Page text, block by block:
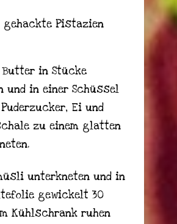
Pistazien
in Stücke
und in einer Schüssel
Ei und
zu einem glatten
unterkneten und in
gewickelt 30
Kühlschrank ruhen